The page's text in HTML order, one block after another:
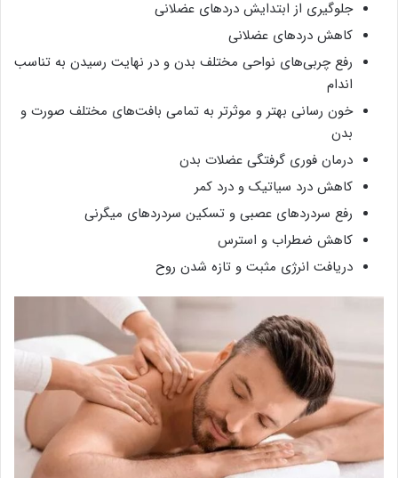
جلوگیری از ابتدایش درد‌های عضلانی
کاهش درد‌های عضلانی
رفع چربی‌های نواحی مختلف بدن و در نهایت رسیدن به تناسب
اندام
خون رسانی بهتر و موثرتر به تمامی بافت‌های مختلف صورت و
بدن
درمان فوری گرفتگی‌ عضلات بدن
کاهش درد سیاتیک و درد کمر
رفع سردرد‌های عصبی و تسکین سردرد‌های میگرنی
کاهش ضطراب و استرس
دریافت انرژی مثبت و تازه شدن روح